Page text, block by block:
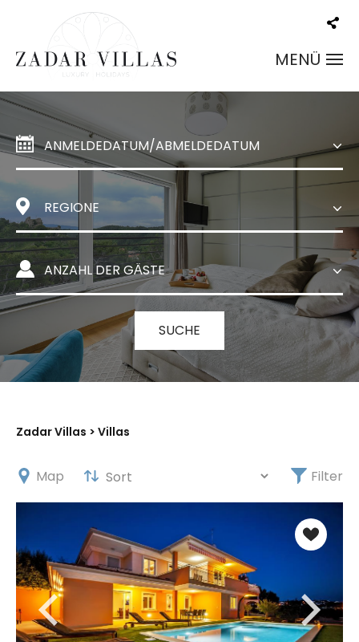
MENÜ
SUCHE
Zadar Villas > Villas
Map Filter